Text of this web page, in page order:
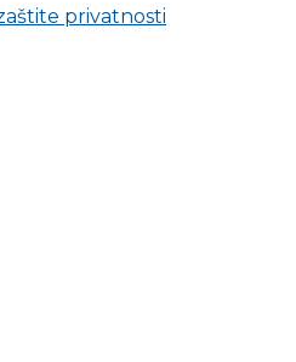
privatnosti